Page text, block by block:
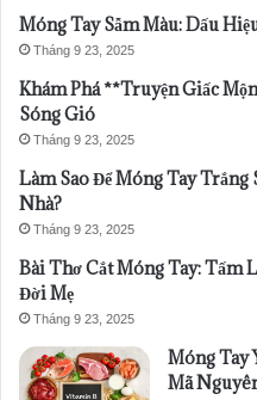
Móng Tay Sẫm Màu: Dấu
Tháng 9 23, 2025
Khám Phá **Truyện Giấc
Sóng Gió
Tháng 9 23, 2025
Làm Sao Để Móng Tay Trắng
Nhà?
Tháng 9 23, 2025
Bài Thơ Cắt Móng Tay: Tấm
Đời Mẹ
Tháng 9 23, 2025
Móng Tay
Mã